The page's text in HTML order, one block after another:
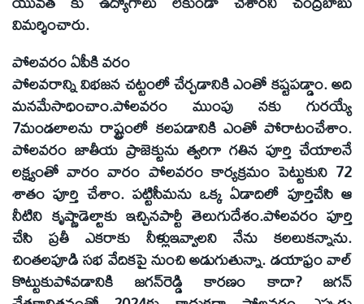
విమర్శించారు.
పోలవరం ఏపీకి వరం
పోలవరాన్ని విభజన చట్టంలో చేర్చడానికి ఎంతో కష్టపడ్డాం. అది
మనమేసాధించాం.పోలవరం ముంపు నకు గురయ్యే
7మండలాలను రాష్ట్రంలో కలపడానికి ఎంతో పోరాటంచేశాం.
పోలవరం జాతీయ ప్రాజెక్టును త్వరిగా గతిన పూర్తి చేయాలనే
లక్ష్యంతో వారం వారం పోలవరం కార్యక్రమం పెట్టుకుని 72
శాతం పూర్తి చేశాం. పట్టిసీమను ఒక్క ఏడాదిలో పూర్తిచేసి ఆ
నీటిని కృష్ణాడెల్టాకు ఇచ్చినపార్టీ తెలుగుదేశం.పోలవరం పూర్తి
చేసి ప్రతీ ఎకరాకు నీళ్లుఇవ్వాలని నేను కలలుకన్నాను.
చింతలపూడి సభ వేదికపై నుంచి అడుగుతున్నా. డయాఫ్రం వాల్‌
కొట్టుకుపోవడానికి జగన్‌రెడ్డి కారణం కాదా? జగన్‌